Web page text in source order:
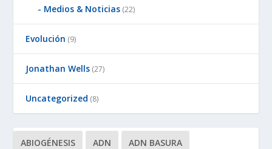
Medios & Noticias (22)
Evolución (9)
Jonathan Wells (27)
Uncategorized (8)
ABIOGÉNESIS ADN ADN BASURA